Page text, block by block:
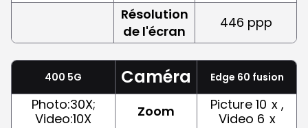
Résolution
de l'écran
446 ppp
400 5G Caméra Edge 60 fusion
Photo:30X;
Video:10X
Zoom Picture 10 x ,
Video 6 x